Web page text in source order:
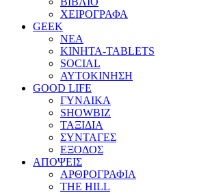
ΧΕΙΡΟΓΡΑΦΑ
GEEK
ΝΕΑ
ΚΙΝΗΤΑ-TABLETS
SOCIAL
ΑΥΤΟΚΙΝΗΣΗ
GOOD LIFE
ΓΥΝΑΙΚΑ
SHOWBIZ
ΤΑΞΙΔΙΑ
ΣΥΝΤΑΓΕΣ
ΕΞΟΔΟΣ
ΑΠΟΨΕΙΣ
ΑΡΘΡΟΓΡΑΦΙΑ
THE HILL